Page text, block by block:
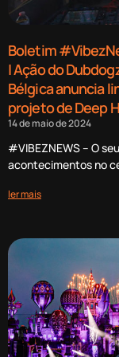
Boletim
| Ação do
Bélgica anuncia
projeto de Deep
14 de maio de 2024
#VIBEZNEWS – O
acontecimentos no
ler mais